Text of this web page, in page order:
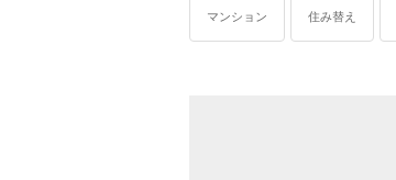
マンション 住み替え